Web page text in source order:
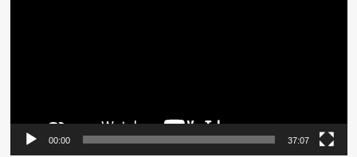
00:00 37:07